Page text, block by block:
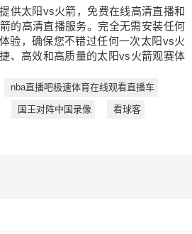
供太阳vs火箭，免费在线高清直播和
的高清直播服务。完全无需安装任何
验，确保您不错过任何一次太阳vs火
、高效和高质量的太阳vs火箭观赛体
nba直播吧极速体育在线观看直播车
国王对阵中国录像 看球客